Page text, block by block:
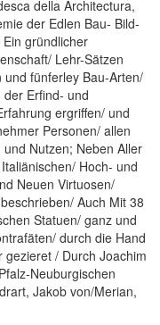
della Architectura,
der Edlen Bau- Bild-
gründlicher
Lehr-Sätzen
fünferley Bau-Arten/
Erfind- und
ergriffen/ und
Personen/ allen
Nutzen; Neben Aller
Hoch- und
Neuen Virtuosen/
Auch Mit 38
Statuen/ ganz und
durch die Hand
/ Durch Joachim
Neuburgischen
Jakob von/Merian,